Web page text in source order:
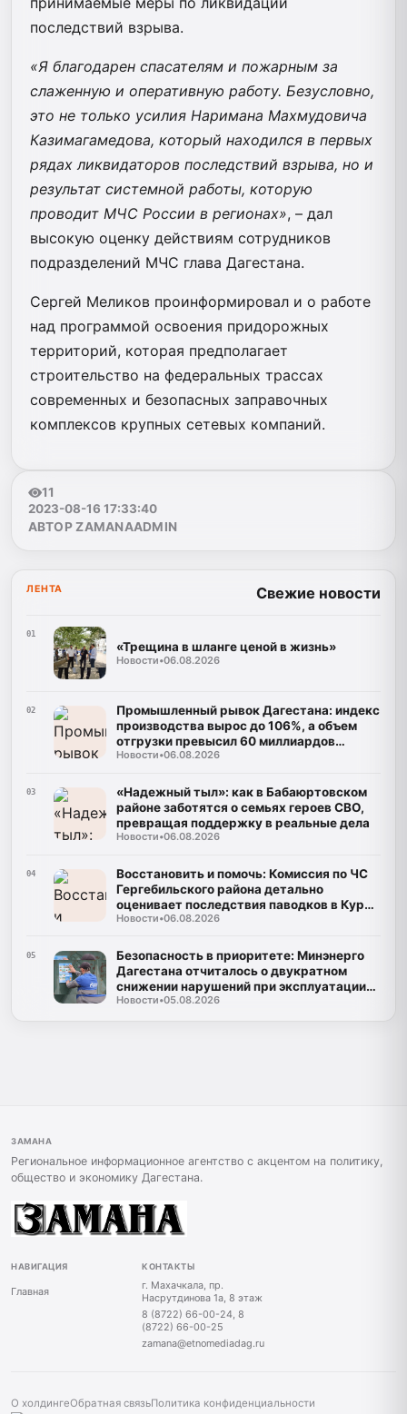
последствий взрыва.
«Я благодарен спасателям и пожарным за
слаженную и оперативную работу. Безусловно,
это не только усилия Наримана Махмудовича
Казимагамедова, который находился в первых
рядах ликвидаторов последствий взрыва, но и
результат системной работы, которую
проводит МЧС России в регионах», – дал
высокую оценку действиям сотрудников
подразделений МЧС глава Дагестана.
Сергей Меликов проинформировал и о работе
над программой освоения придорожных
территорий, которая предполагает
строительство на федеральных трассах
современных и безопасных заправочных
комплексов крупных сетевых компаний.
11
2023-08-16 17:33:40
АВТОР ZAMANAADMIN
ЛЕНТА Свежие новости
01
«Трещина в шланге ценой в жизнь»
Новости•06.08.2026
02
Промышленный рывок Дагестана: индекс
производства вырос до 106%, а объем
отгрузки превысил 60 миллиардов
рублей
Новости•06.08.2026
03
«Надежный тыл»: как в Бабаюртовском
районе заботятся о семьях героев СВО,
превращая поддержку в реальные дела
Новости•06.08.2026
04
Восстановить и помочь: Комиссия по ЧС
Гергебильского района детально
оценивает последствия паводков в Курми
и Хвартикуни
Новости•06.08.2026
05
Безопасность в приоритете: Минэнерго
Дагестана отчиталось о двукратном
снижении нарушений при эксплуатации
газа
Новости•05.08.2026
ЗАМАНА
Региональное информационное агентство с акцентом на политику,
общество и экономику Дагестана.
НАВИГАЦИЯ
Главная
КОНТАКТЫ
г. Махачкала, пр.
Насрутдинова 1а, 8 этаж
8 (8722) 66-00-24, 8
(8722) 66-00-25
zamana@etnomediadag.ru
О холдингеОбратная связьПолитика конфиденциальности